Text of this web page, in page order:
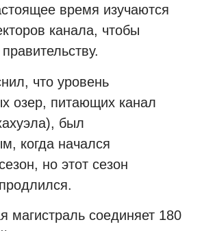
время изучаются
канала, чтобы
что уровень
озер, питающих канал
был
когда начался
но этот сезон
магистраль соединяет 180